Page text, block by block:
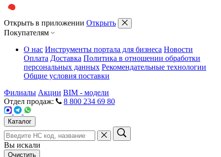
Открыть в приложении Открыть
Покупателям
О нас Инструменты портала для бизнеса Новости
Оплата Доставка Политика в отношении обработки
персональных данных Рекомендательные технологии
Общие условия поставки
Филиалы Акции BIM - модели
Отдел продаж:
8 800 234 69 80
Каталог
Вы искали
Очистить